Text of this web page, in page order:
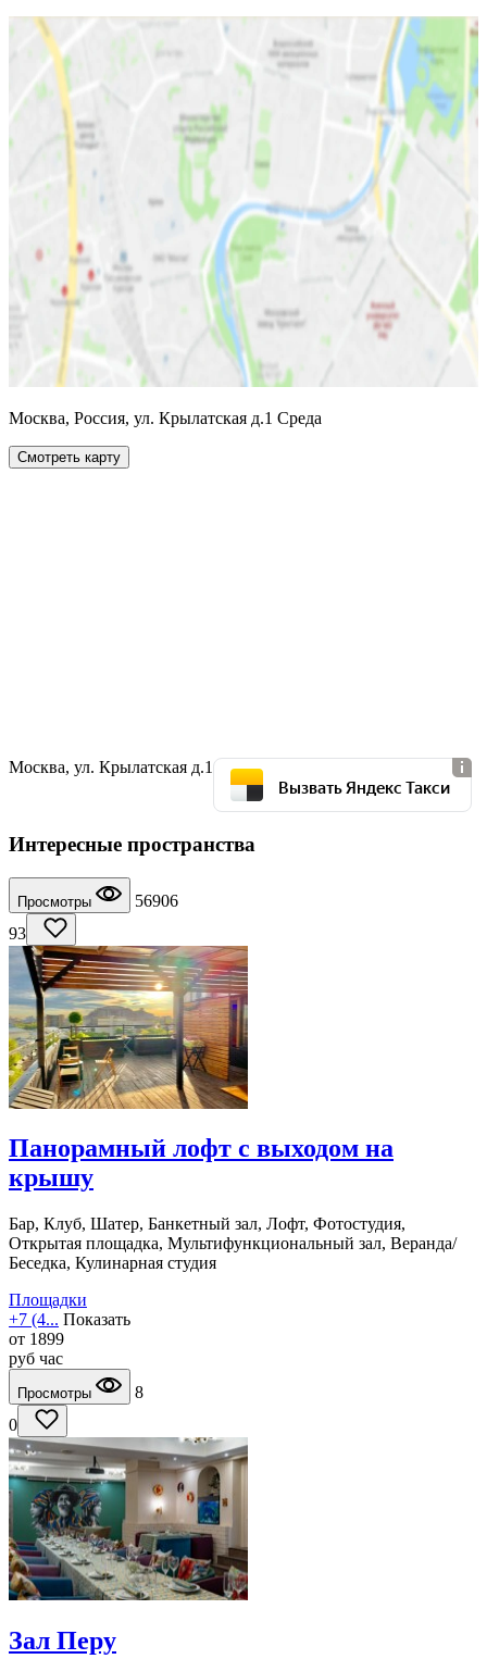
Москва, Россия, ул. Крылатская д.1 Среда
Смотреть карту
Москва, ул. Крылатская д.1
Вызвать Яндекс Такси
Интересные пространства
Просмотры
56906
93
Панорамный лофт с выходом на
крышу
Бар, Клуб, Шатер, Банкетный зал, Лофт, Фотостудия,
Открытая площадка, Мультифункциональный зал, Веранда/
Беседка, Кулинарная студия
Площадки
+7 (4... Показать
от 1899
руб час
Просмотры
8
0
Зал Перу